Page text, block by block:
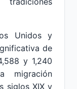
Unidos y
de
y 1,240
migración
siglos XIX y